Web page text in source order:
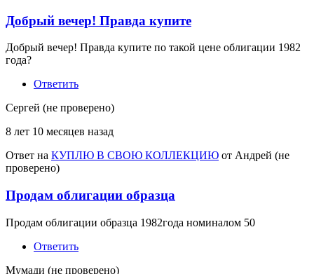
Добрый вечер! Правда купите
Добрый вечер! Правда купите по такой цене облигации 1982
года?
Ответить
Сергей (не проверено)
8 лет 10 месяцев назад
Ответ на КУПЛЮ В СВОЮ КОЛЛЕКЦИЮ от Андрей (не
проверено)
Продам облигации образца
Продам облигации образца 1982года номиналом 50
Ответить
Мумади (не проверено)